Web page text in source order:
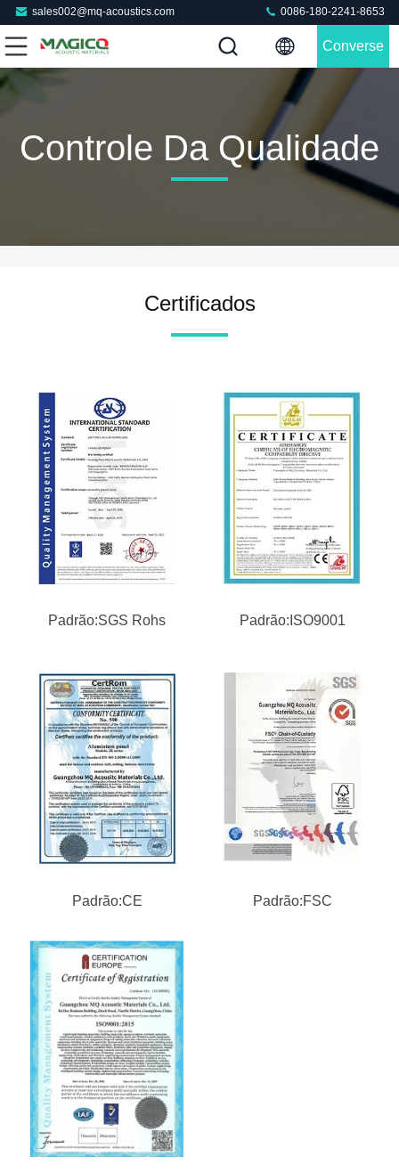
sales002@mq-acoustics.com 0086-180-2241-8653
Converse
Agora
Controle Da Qualidade
Certificados
Padrão:SGS Rohs Padrão:ISO9001
Padrão:CE Padrão:FSC